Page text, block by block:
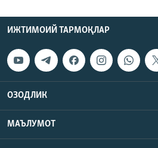
ИЖТИМОИЙ ТАРМОҚЛАР
ОЗОДЛИК
МАЪЛУМОТ